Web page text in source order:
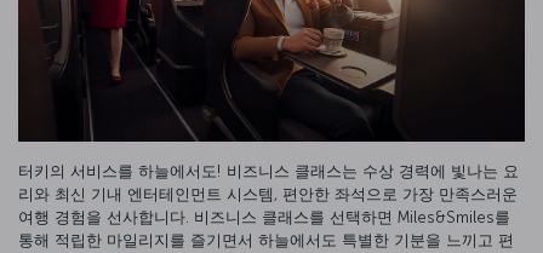
터키의 서비스를 하늘에서도! 비즈니스 클래스는 수상 경력에 빛나는 요
리와 최신 기내 엔터테인먼트 시스템, 편안한 좌석으로 가장 만족스러운
여행 경험을 선사합니다. 비즈니스 클래스를 선택하면 Miles&Smiles를
통해 적립한 마일리지를 즐기면서 하늘에서도 특별한 기분을 느끼고 편